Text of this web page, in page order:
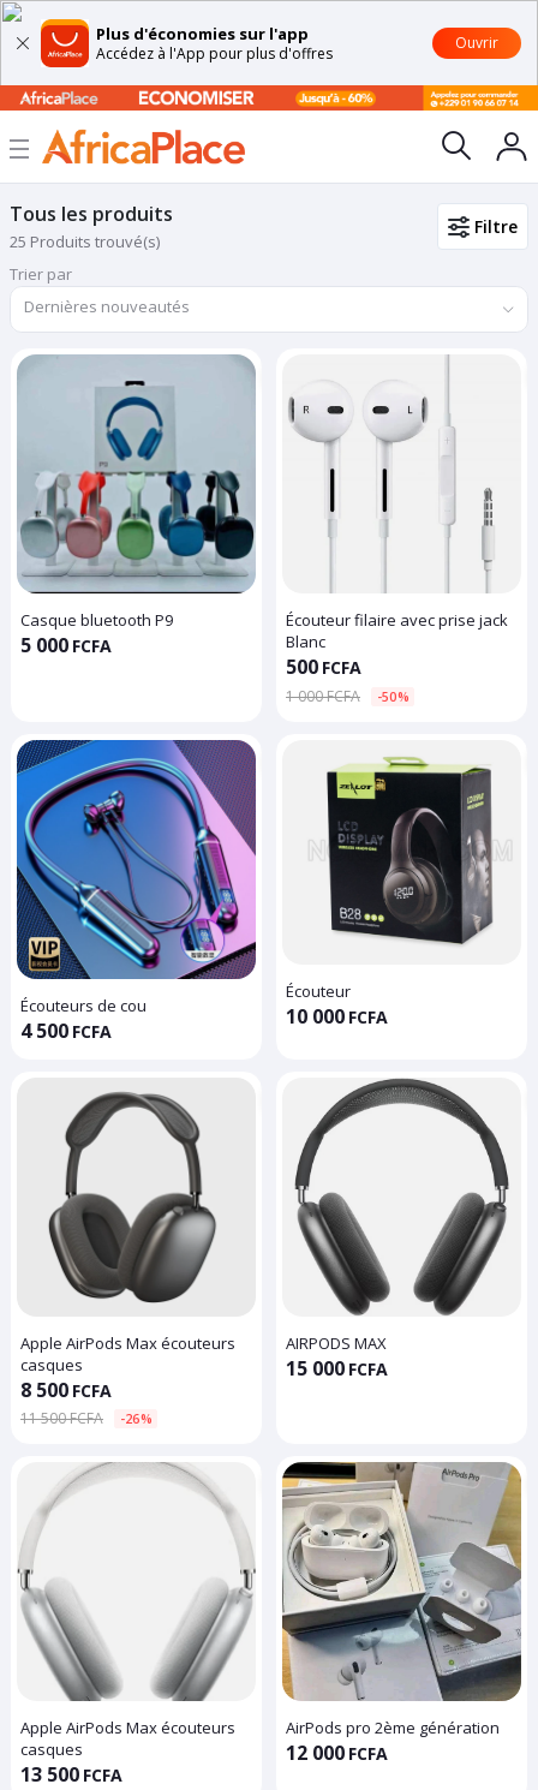
Plus d'économies sur l'app
Accédez à l'App pour plus d'offres
Ouvrir
Tous les produits
25 Produits trouvé(s)
Filtre
Trier par
Dernières nouveautés
Casque bluetooth P9
5 000 FCFA
Écouteur filaire avec prise jack
Blanc
500 FCFA
1 000 FCFA -50%
Écouteurs de cou
4 500 FCFA
Écouteur
10 000 FCFA
Apple AirPods Max écouteurs
casques
8 500 FCFA
11 500 FCFA -26%
AIRPODS MAX
15 000 FCFA
Apple AirPods Max écouteurs
casques
13 500 FCFA
AirPods pro 2ème génération
12 000 FCFA